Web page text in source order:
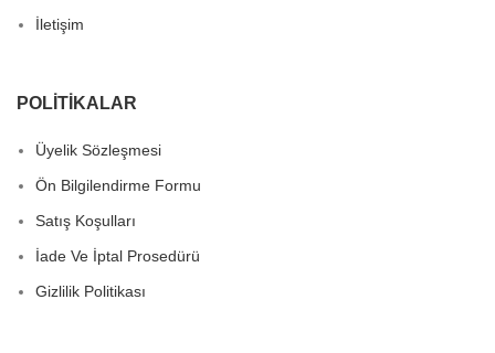
İletişim
POLITIKALAR
Üyelik Sözleşmesi
Ön Bilgilendirme Formu
Satış Koşulları
İade Ve İptal Prosedürü
Gizlilik Politikası